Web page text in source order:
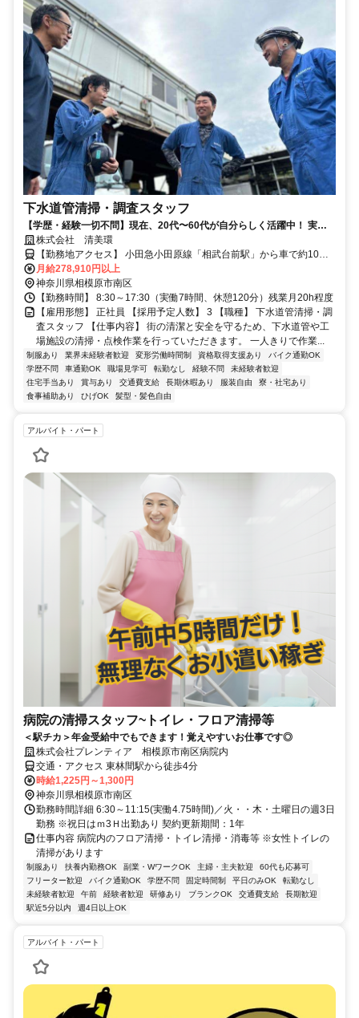
下水道管清掃・調査スタッフ
【学歴・経験一切不問】現在、20代〜60代が自分らしく活躍中！ 実働
7h・残業少なめ・手当充実でプライベートも大切にできる♪ 未経験から
温かい仲間と安心して長く働ける正社員募集！
株式会社 清美環
【勤務地アクセス】 小田急小田原線「相武台前駅」から車で約10分
★マイカー通勤可（駐車場完備）
月給278,910円以上
神奈川県相模原市南区
【勤務時間】 8:30～17:30（実働7時間、休憩120分）残業月20h程度
【雇用形態】 正社員 【採用予定人数】 3 【職種】 下水道管清掃・調
査スタッフ 【仕事内容】 街の清潔と安全を守るため、下水道管や工
場施設の清掃・点検作業を行っていただきます。 一人きりで作業...
制服あり 業界未経験者歓迎 変形労働時間制 資格取得支援あり
バイク通勤OK
学歴不問
車通勤OK 職場見学可 転勤なし 経験不問
未経験者歓迎
住宅手当あり
賞与あり 交通費支給 長期休暇あり 服装自由
寮・社宅あり
食事補助あり
ひげOK 髪型・髪色自由
アルバイト・パート
病院の清掃スタッフ~トイレ・フロア清掃等
＜駅チカ＞年金受給中でもできます！覚えやすいお仕事です◎
株式会社プレンティア 相模原市南区病院内
交通・アクセス 東林間駅から徒歩4分
時給1,225円～1,300円
神奈川県相模原市南区
勤務時間詳細 6:30～11:15(実働4.75時間)／火・・木・土曜日の週3日
勤務 ※祝日はｍ3Ｈ出勤あり 契約更新期間：1年
仕事内容 病院内のフロア清掃・トイレ清掃・消毒等 ※女性トイレの
清掃があります
制服あり 扶養内勤務OK 副業・WワークOK 主婦・主夫歓迎
60代も応募可
フリーター歓迎
バイク通勤OK 学歴不問 固定時間制 平日のみOK
転勤なし
未経験者歓迎
午前 経験者歓迎 研修あり ブランクOK 交通費支給
長期歓迎
駅近5分以内
週4日以上OK
アルバイト・パート